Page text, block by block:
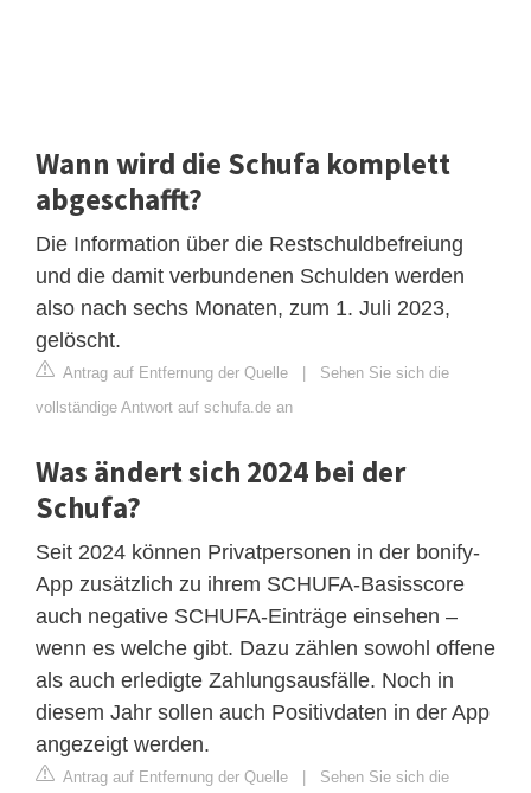
Wann wird die Schufa komplett
abgeschafft?
Die Information über die Restschuldbefreiung
und die damit verbundenen Schulden werden
also nach sechs Monaten, zum 1. Juli 2023,
gelöscht.
Antrag auf Entfernung der Quelle
Sehen Sie sich die
vollständige Antwort auf schufa.de an
Was ändert sich 2024 bei der
Schufa?
Seit 2024 können Privatpersonen in der bonify-
App zusätzlich zu ihrem SCHUFA-Basisscore
auch negative SCHUFA-Einträge einsehen –
wenn es welche gibt. Dazu zählen sowohl offene
als auch erledigte Zahlungsausfälle. Noch in
diesem Jahr sollen auch Positivdaten in der App
angezeigt werden.
Antrag auf Entfernung der Quelle
Sehen Sie sich die